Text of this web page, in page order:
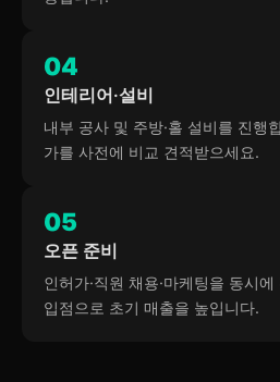
04
인테리어·설비
내부 공사 및 주방·홀 설비를 진행
가를 사전에 비교 견적받으세요.
05
오픈 준비
인허가·직원 채용·마케팅을 동시
입점으로 초기 매출을 높입니다.